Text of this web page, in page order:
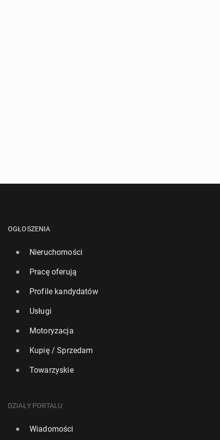
Wyższe ceny energii uderzą w budżety bry­tyj­skich
go­spo­darstw do­mo­wych średnio o £480
OGŁOSZENIA
Nieruchomości
Pracę oferują
Profile kandydatów
Usługi
Motoryzacja
Kupię / Sprzedam
Towarzyskie
DZIAŁY PORTALU
Wiadomości